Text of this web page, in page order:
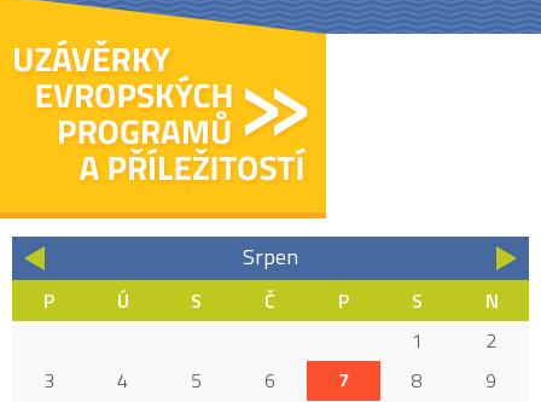
Srpen
«
P Ú S Č P S
N
1
2
3
4 5 6 7 8
9